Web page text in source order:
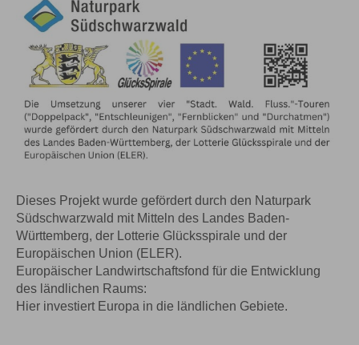
Dieses Projekt wurde gefördert durch den Naturpark
Südschwarzwald mit Mitteln des Landes Baden-
Württemberg, der Lotterie Glücksspirale und der
Europäischen Union (ELER).
Europäischer Landwirtschaftsfond für die Entwicklung
des ländlichen Raums:
Hier investiert Europa in die ländlichen Gebiete.